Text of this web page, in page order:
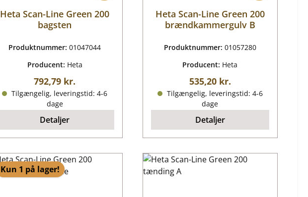
Heta Scan-Line Green 200
bagsten
Produktnummer:01047044
Producent: Heta
Almindelig pris:
792,79 kr.
Tilgængelig, leveringstid: 4-6
dage
Detaljer
Heta Scan-Line Green 200
brændkammergulv B
Produktnummer: 01057280
Producent: Heta
Almindelig pris:
535,20 kr.
Tilgængelig, leveringstid: 4-6
dage
Detaljer
Kun 1 på lager!